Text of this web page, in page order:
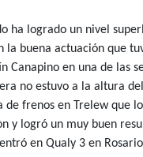
ha logrado un nivel
la buena actuación que
Canapino en una de las
no estuvo a la altura
de frenos en Trelew que
y logró un muy buen
en Qualy 3 en